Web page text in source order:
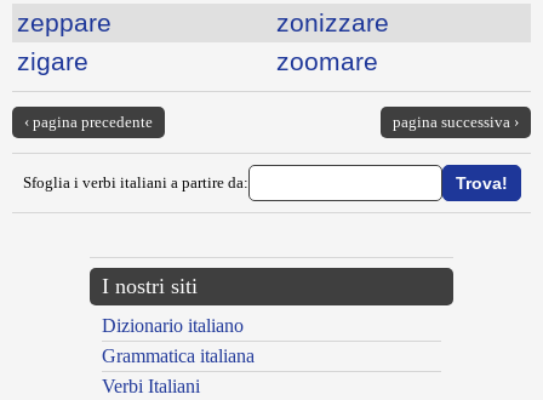
zeppare
zonizzare
zigare
zoomare
‹ pagina precedente pagina successiva ›
Sfoglia i verbi italiani a partire da:
I nostri siti
Dizionario italiano
Grammatica italiana
Verbi Italiani